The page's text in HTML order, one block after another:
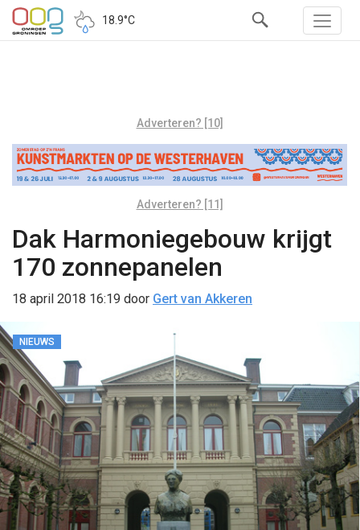
18.9°C
Adverteren? [10]
Adverteren? [11]
Dak Harmoniegebouw krijgt
170 zonnepanelen
18 april 2018 16:19 door Gert van Akkeren
NIEUWS